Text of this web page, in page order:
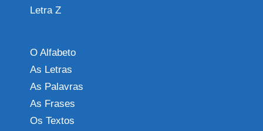
Letra Z
O Alfabeto
As Letras
As Palavras
As Frases
Os Textos